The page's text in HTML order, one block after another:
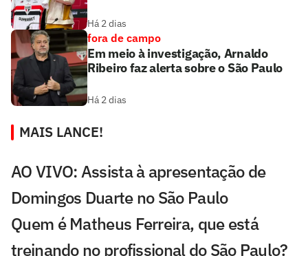
Há 2 dias
fora de campo
Em meio à investigação, Arnaldo
Ribeiro faz alerta sobre o São Paulo
Há 2 dias
MAIS LANCE!
AO VIVO: Assista à apresentação de
Domingos Duarte no São Paulo
Quem é Matheus Ferreira, que está
treinando no profissional do São Paulo?